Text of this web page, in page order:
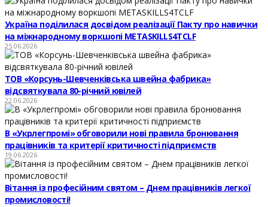
Україна поділилася досвідом реалізації Пакту про навички
на міжнародному воркшопі METASKILLS4TCLF
25.06.2026
ТОВ «Корсунь-Шевченківська швейна фабрика»
відсвяткувала 80-річний ювілей
22.06.2026
В «Укрлегпромі» обговорили нові правила бронювання
працівників та критерії критичності підприємств
19.06.2026
Вітання із професійним святом – Днем працівників легкої
промисловості!